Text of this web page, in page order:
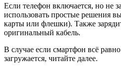
Если телефон включается, но не
использовать простые решения
карты или флешки). Также
оригинальный кабель.
В случае если смартфон всё
загружается, читайте далее.